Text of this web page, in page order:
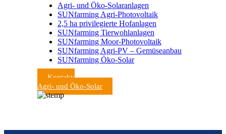
Agri- und Öko-Solaranlagen
SUNfarming Agri-Photovoltaik
2,5 ha privilegierte Hofanlagen
SUNfarming Tierwohlanlagen
SUNfarming Moor-Photovoltaik
SUNfarming Agri-PV – Gemüseanbau
SUNfarming Öko-Solar
Kontakt:
Agri- und Öko-Solar